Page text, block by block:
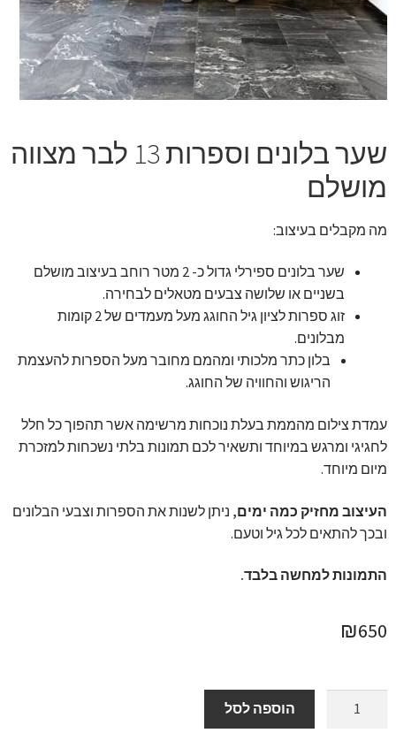
זר מתוק
בלונים בראשון לציון
תשלום
שער בלונים וספרות 13 לבר מצווה
מושלם
מה מקבלים בעיצוב:
שער בלונים ספירלי גדול כ- 2 מטר רוחב בעיצוב מושלם
בשניים או שלושה צבעים מטאלים לבחירה.
זוג ספרות לציון גיל החוגג מעל מעמדים של 2 קומות
מבלונים.
בלון כתר מלכותי ומהמם מחובר מעל הספרות להעצמת
הריגוש והחוויה של החוגג.
עמדת צילום מהממת בעלת נוכחות מרשימה אשר תהפוך כל חלל
לחגיגי ומרגש במיוחד ותשאיר לכם תמונות בלתי נשכחות למזכרת
מיום מיוחד.
העיצוב מחזיק כמה ימים, ניתן לשנות את הספרות וצבעי הבלונים
ובכך להתאים לכל גיל וטעם.
התמונות למחשה בלבד.
₪650
הוספה לסל